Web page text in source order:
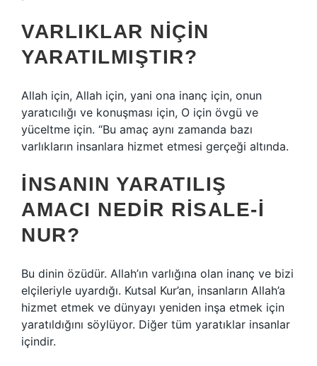
VARLIKLAR NIÇIN
YARATILMIŞTIR?
Allah için, Allah için, yani ona inanç için, onun
yaratıcılığı ve konuşması için, O için övgü ve
yüceltme için. “Bu amaç aynı zamanda bazı
varlıkların insanlara hizmet etmesi gerçeği altında.
İNSANIN YARATILIŞ
AMACI NEDIR RISALE-I
NUR?
Bu dinin özüdür. Allah’ın varlığına olan inanç ve bizi
elçileriyle uyardığı. Kutsal Kur’an, insanların Allah’a
hizmet etmek ve dünyayı yeniden inşa etmek için
yaratıldığını söylüyor. Diğer tüm yaratıklar insanlar
içindir.